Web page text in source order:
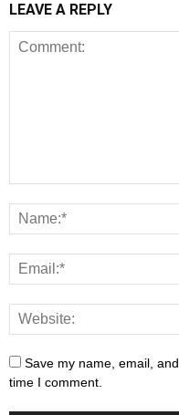
LEAVE A REPLY
Save my name, email,
time I comment.